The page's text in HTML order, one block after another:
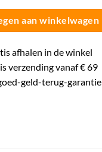
aan winkelwagen
afhalen in de winkel
verzending vanaf € 69
geld-terug-garantie